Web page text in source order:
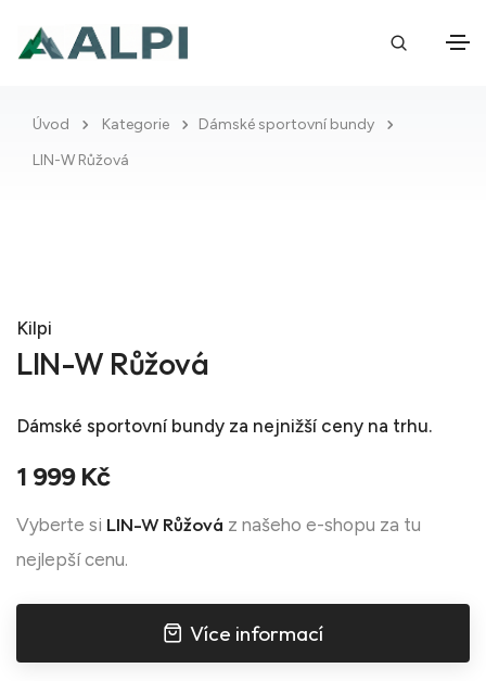
Úvod Kategorie
Dámské sportovní bundy
LIN-W Růžová
Kilpi
LIN-W Růžová
Dámské sportovní bundy za nejnižší ceny na trhu.
1 999 Kč
Vyberte si LIN-W Růžová z našeho e-shopu za tu
nejlepší cenu.
Více informací